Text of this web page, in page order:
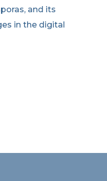
and its
in the digital